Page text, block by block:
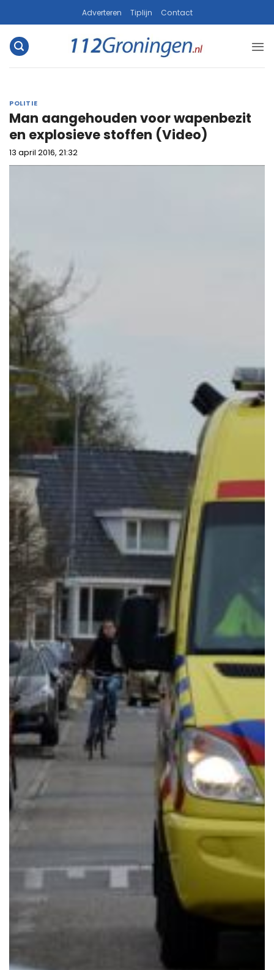
naar
inhoud
Adverteren Tiplijn Contact
POLITIE
Man aangehouden voor wapenbezit
en explosieve stoffen (Video)
13 april 2016, 21:32